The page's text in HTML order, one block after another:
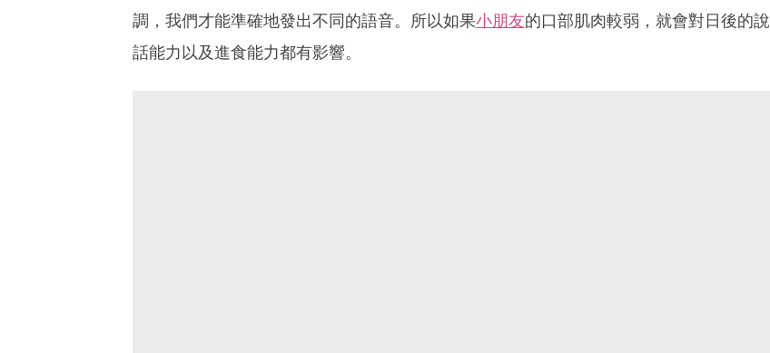
調，我們才能準確地發出不同的語音。所以如果小朋友的口部肌肉較弱，就會對日後的說
話能力以及進食能力都有影響。